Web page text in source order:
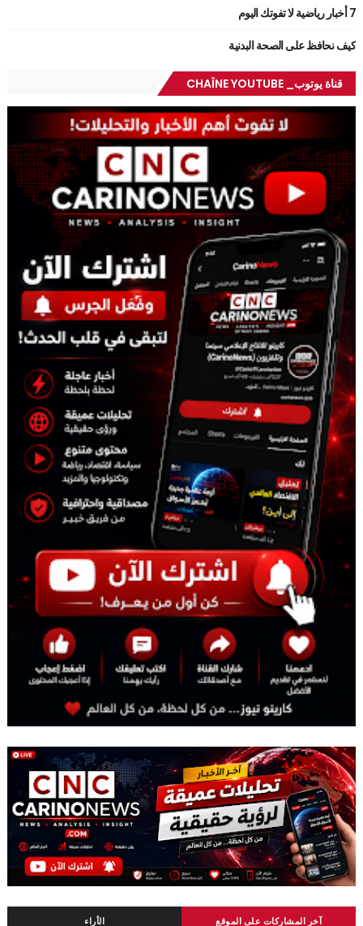
7 أخبار رياضية لا تفوتك اليوم
كيف نحافظ على الصحة البدنية
قناة يوتوب_ CHAÎNE YOUTUBE
آخر المشاركات على الموقع الأراء